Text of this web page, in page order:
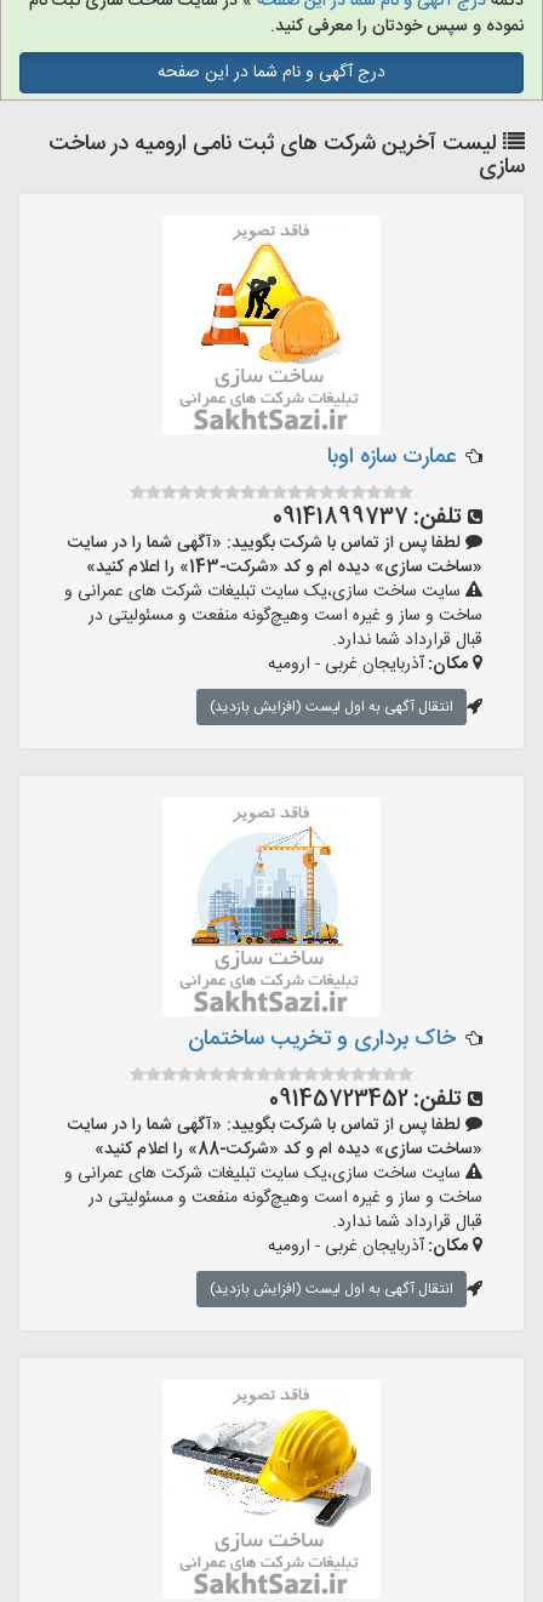
نموده و سپس خودتان را معرفی کنید.
درج آگهی و نام شما در این صفحه
لیست آخرین شرکت های ثبت نامی ارومیه در ساخت
سازی
عمارت سازه اوبا
تلفن: 09141899737
لطفا پس از تماس با شرکت بگویید: «آگهی شما را در سایت
«ساخت سازی» دیده ام و کد «شرکت-143» را اعلام کنید»
سایت ساخت سازی،یک سایت تبلیغات شرکت های عمرانی و
ساخت و ساز و غیره است وهیچ‌گونه منفعت و مسئولیتی در
قبال قرارداد شما ندارد.
مکان:آذربایجان غربی - ارومیه
انتقال آگهی به اول لیست (افزایش بازدید)
خاک برداری و تخریب ساختمان
تلفن:09145723452
لطفا پس از تماس با شرکت بگویید: «آگهی شما را در سایت
«ساخت سازی» دیده ام و کد «شرکت-88» را اعلام کنید»
سایت ساخت سازی،یک سایت تبلیغات شرکت های عمرانی و
ساخت و ساز و غیره است وهیچ‌گونه منفعت و مسئولیتی در
قبال قرارداد شما ندارد.
مکان:آذربایجان غربی - ارومیه
انتقال آگهی به اول لیست (افزایش بازدید)